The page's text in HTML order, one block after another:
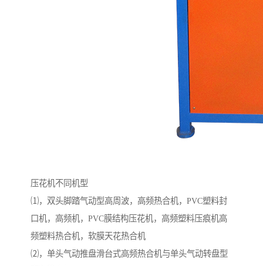
压花机不同机型
⑴，双头脚踏气动型高周波，高频热合机，PVC塑料封
口机，高频机，PVC膜结构压花机，高频塑料压痕机高
频塑料热合机，软膜天花热合机
⑵，单头气动推盘滑台式高频热合机与单头气动转盘型